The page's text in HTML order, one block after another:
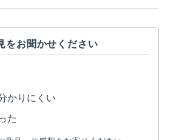
をお聞かせください
かりにくい
た